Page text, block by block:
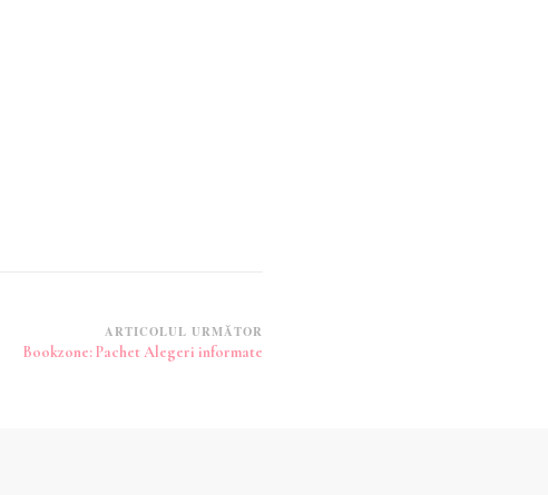
ARTICOLUL URMĂTOR
Bookzone: Pachet Alegeri informate